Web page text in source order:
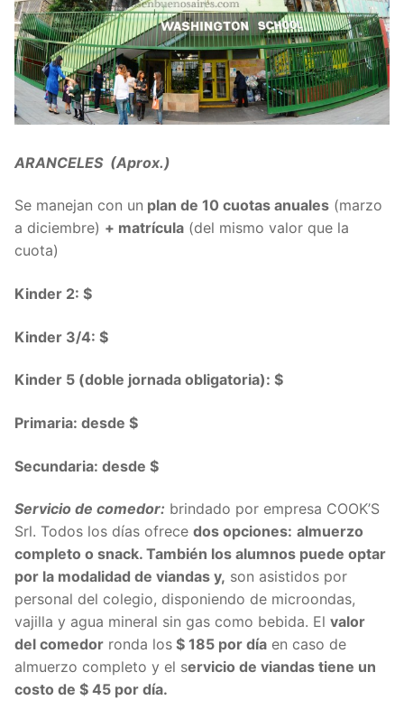
ARANCELES (Aprox.)
Se manejan con un plan de 10 cuotas anuales (marzo
a diciembre) + matrícula (del mismo valor que la
cuota)
Kinder 2: $
Kinder 3/4: $
Kinder 5 (doble jornada obligatoria): $
Primaria: desde $
Secundaria: desde $
Servicio de comedor: brindado por empresa COOK’S
Srl. Todos los días ofrece dos opciones: almuerzo
completo o snack. También los alumnos puede optar
por la modalidad de viandas y, son asistidos por
personal del colegio, disponiendo de microondas,
vajilla y agua mineral sin gas como bebida. El valor
del comedor ronda los $ 185 por día en caso de
almuerzo completo y el servicio de viandas tiene un
costo de $ 45 por día.